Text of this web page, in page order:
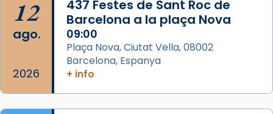
partir de l’Edat Mitjana sorgeix la tradició
que les santes Juliana (“relatiu a Júlia”) i
Semproniana (“relatiu a Semprònia =
eterna”) són deixebles seves. I l’any 1667, el
frare Joan Gaspar Roig, afirma en una obra
que les santes són filles de l’antiga Iluro.
Mataró en reivindicarà les relíq
12
ago.
2026
437 Festes de Sant Roc de
Barcelona a la plaça Nova
09:00
Plaça Nova, Ciutat Vella, 08002
Barcelona, Espanya
+ info